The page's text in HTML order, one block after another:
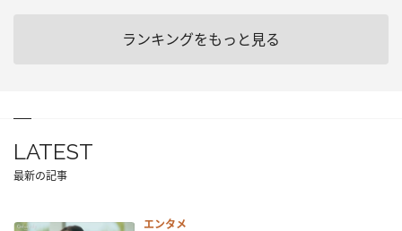
ランキングをもっと見る
LATEST
最新の記事
エンタメ